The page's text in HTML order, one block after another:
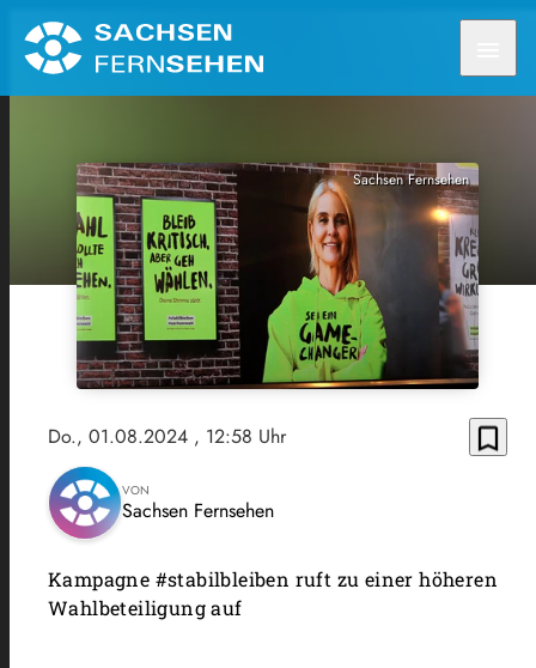
Sachsen Fernsehen
Do., 01.08.2024 , 12:58 Uhr bookmark_border
VON
Sachsen Fernsehen
Kampagne #stabilbleiben ruft zu einer höheren
Wahlbeteiligung auf